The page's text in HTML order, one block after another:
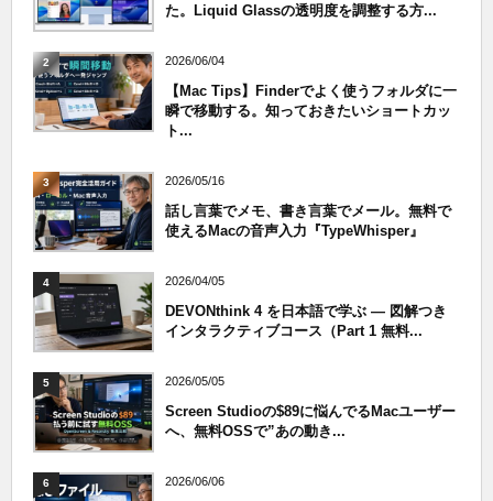
た。Liquid Glassの透明度を調整する方...
2 2026/06/04
【Mac Tips】Finderでよく使うフォルダに一
瞬で移動する。知っておきたいショートカッ
ト...
3 2026/05/16
話し言葉でメモ、書き言葉でメール。無料で
使えるMacの音声入力『TypeWhisper』
4 2026/04/05
DEVONthink 4 を日本語で学ぶ — 図解つき
インタラクティブコース（Part 1 無料...
5 2026/05/05
Screen Studioの$89に悩んでるMacユーザー
へ、無料OSSで”あの動き...
6 2026/06/06